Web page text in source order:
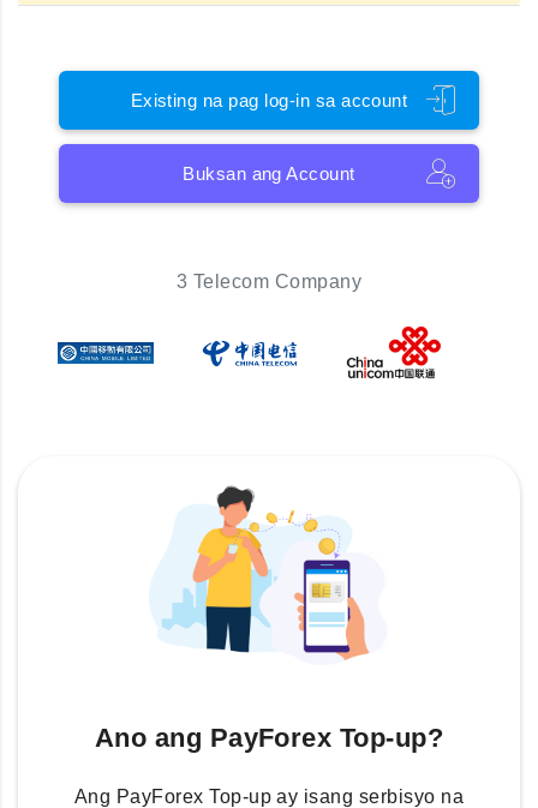
Existing na pag log-in sa account
Buksan ang Account
3 Telecom Company
Ano ang PayForex Top-up?
Ang PayForex Top-up ay isang serbisyo na